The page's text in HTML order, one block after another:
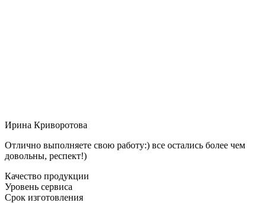
Ирина Криворотова
Отлично выполняете свою работу:) все остались более чем
довольны, респект!)
Качество продукции
Уровень сервиса
Срок изготовления